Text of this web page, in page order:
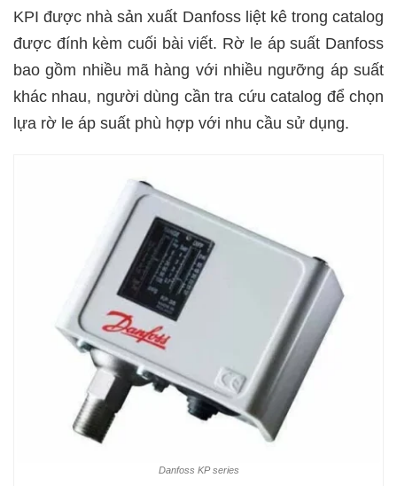
KPI được nhà sản xuất Danfoss liệt kê trong catalog
được đính kèm cuối bài viết. Rờ le áp suất Danfoss
bao gồm nhiều mã hàng với nhiều ngưỡng áp suất
khác nhau, người dùng cần tra cứu catalog để chọn
lựa rờ le áp suất phù hợp với nhu cầu sử dụng.
Danfoss KP series